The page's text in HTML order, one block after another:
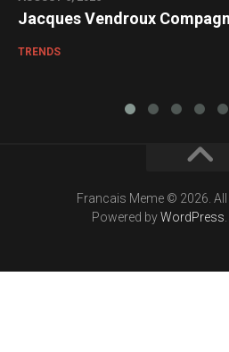
Jacques Vendroux
TRENDS
Francais Meme © 2026. All
Powered byWordPress